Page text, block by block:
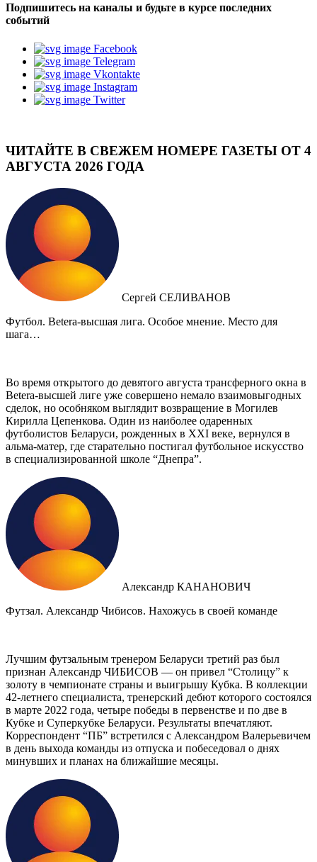
Подпишитесь на каналы и будьте в курсе последних
событий
Facebook
Telegram
Vkontakte
Instagram
Twitter
ЧИТАЙТЕ В СВЕЖЕМ НОМЕРЕ ГАЗЕТЫ ОТ 4
АВГУСТА 2026 ГОДА
Сергей СЕЛИВАНОВ
Футбол. Betera-высшая лига. Особое мнение. Место для
шага…
Во время открытого до девятого августа трансферного окна в
Betera-высшей лиге уже совершено немало взаимовыгодных
сделок, но особняком выглядит возвращение в Могилев
Кирилла Цепенкова. Один из наиболее одаренных
футболистов Беларуси, рожденных в XXI веке, вернулся в
альма-матер, где старательно постигал футбольное искусство
в специализированной школе “Днепра”.
Александр КАНАНОВИЧ
Футзал. Александр Чибисов. Нахожусь в своей команде
Лучшим футзальным тренером Беларуси третий раз был
признан Александр ЧИБИСОВ — он привел “Столицу” к
золоту в чемпионате страны и выигрышу Кубка. В коллекции
42-летнего специалиста, тренерский дебют которого состоялся
в марте 2022 года, четыре победы в первенстве и по две в
Кубке и Суперкубке Беларуси. Результаты впечатляют.
Корреспондент “ПБ” встретился с Александром Валерьевичем
в день выхода команды из отпуска и побеседовал о днях
минувших и планах на ближайшие месяцы.